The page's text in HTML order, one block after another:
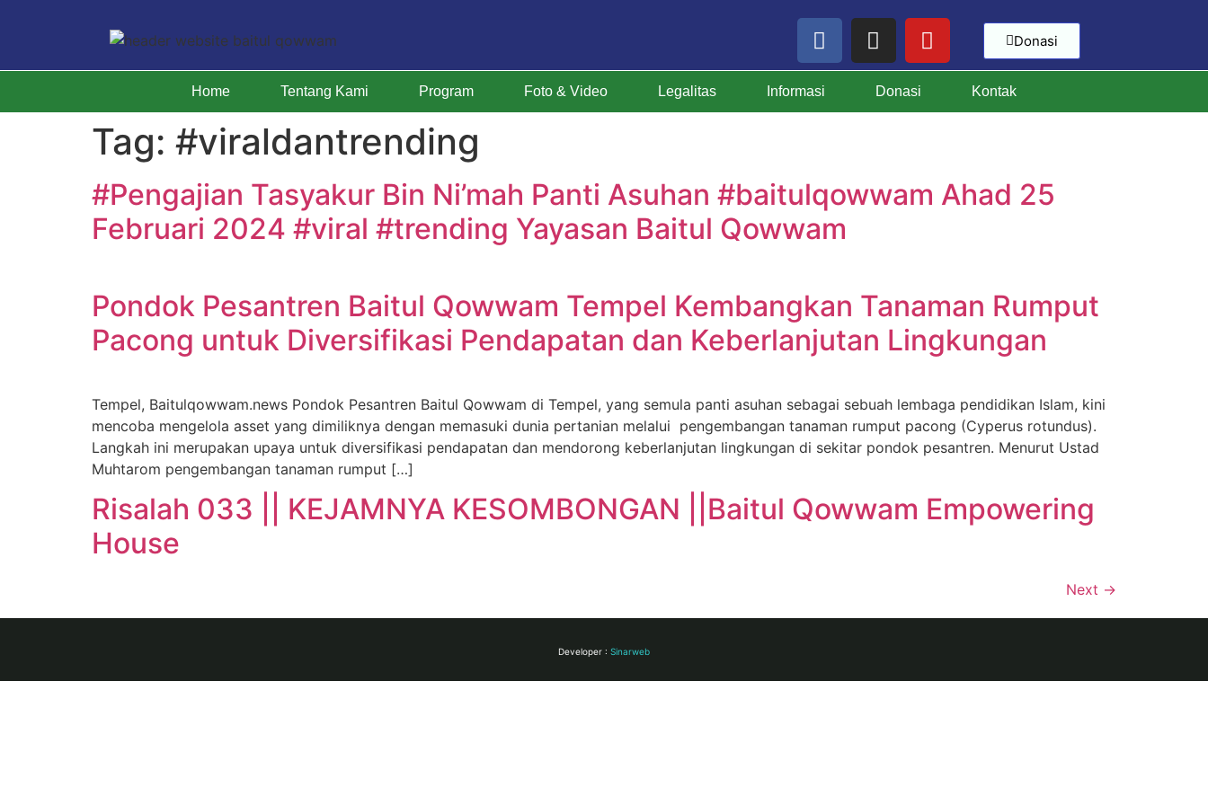
Donasi
Home Tentang Kami Program Foto & Video Legalitas Informasi Donasi Kontak
Tag: #viraldantrending
#Pengajian Tasyakur Bin Ni’mah Panti Asuhan ‎#baitulqowwam Ahad 25
Februari 2024 #viral #trending Yayasan Baitul Qowwam
Pondok Pesantren Baitul Qowwam Tempel Kembangkan Tanaman Rumput
Pacong untuk Diversifikasi Pendapatan dan Keberlanjutan Lingkungan
Tempel, Baitulqowwam.news Pondok Pesantren Baitul Qowwam di Tempel, yang semula panti asuhan sebagai sebuah lembaga pendidikan Islam, kini
mencoba mengelola asset yang dimiliknya dengan memasuki dunia pertanian melalui pengembangan tanaman rumput pacong (Cyperus rotundus).
Langkah ini merupakan upaya untuk diversifikasi pendapatan dan mendorong keberlanjutan lingkungan di sekitar pondok pesantren. Menurut Ustad
Muhtarom pengembangan tanaman rumput […]
Risalah 033 || KEJAMNYA KESOMBONGAN ||Baitul Qowwam Empowering
House
Next →
Developer : Sinarweb